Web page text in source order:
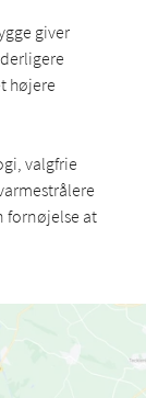
giver
højere
valgfrie
fornøjelse at